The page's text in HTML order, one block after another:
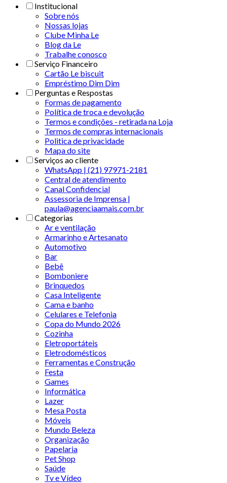
Institucional
Sobre nós
Nossas lojas
Clube Minha Le
Blog da Le
Trabalhe conosco
Serviço Financeiro
Cartão Le biscuit
Empréstimo Dim Dim
Perguntas e Respostas
Formas de pagamento
Política de troca e devolução
Termos e condições - retirada na Loja
Termos de compras internacionais
Politica de privacidade
Mapa do site
Serviços ao cliente
WhatsApp | (21) 97971-2181
Central de atendimento
Canal Confidencial
Assessoria de Imprensa |
paula@agenciaamais.com.br
Categorias
Ar e ventilação
Armarinho e Artesanato
Automotivo
Bar
Bebê
Bomboniere
Brinquedos
Casa Inteligente
Cama e banho
Celulares e Telefonia
Copa do Mundo 2026
Cozinha
Eletroportáteis
Eletrodomésticos
Ferramentas e Construção
Festa
Games
Informática
Lazer
Mesa Posta
Móveis
Mundo Beleza
Organização
Papelaria
Pet Shop
Saúde
Tv e Vídeo